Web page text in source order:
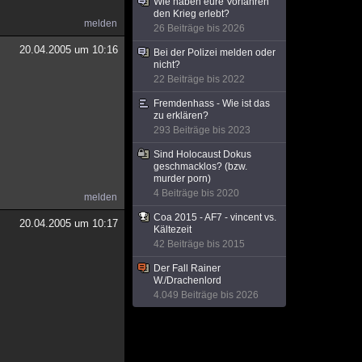
melden
20.04.2005 um 10:16
melden
20.04.2005 um 10:17
den Krieg erlebt?
26 Beiträge bis 2026
Bei der Polizei melden oder
nicht?
22 Beiträge bis 2022
Fremdenhass - Wie ist das
zu erklären?
293 Beiträge bis 2023
Sind Holocaust Dokus
geschmacklos? (bzw.
murder porn)
4 Beiträge bis 2020
Coa 2015 - AF7 - vincent vs.
Kältezeit
42 Beiträge bis 2015
Der Fall Rainer
W./Drachenlord
4.049 Beiträge bis 2026